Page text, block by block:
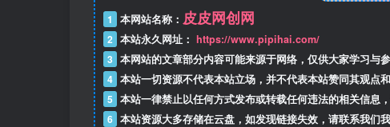
1 本网站名称： 皮皮网创网
2 本站永久网址： https://www.pipihai.com/
3 本网站的文章部分内容可能来源于网络，仅供大家学习与
4 本站一切资源不代表本站立场，并不代表本站赞同其观点
5 本站一律禁止以任何方式发布或转载任何违法的相关信息
6 本站资源大多存储在云盘，如发现链接失效，请联系我们